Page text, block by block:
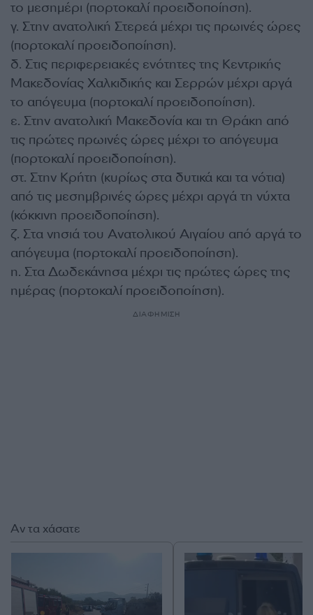
το μεσημέρι (πορτοκαλί προειδοποίηση).
γ. Στην ανατολική Στερεά μέχρι τις πρωινές ώρες
(πορτοκαλί προειδοποίηση).
δ. Στις περιφερειακές ενότητες της Κεντρικής
Μακεδονίας Χαλκιδικής και Σερρών μέχρι αργά
το απόγευμα (πορτοκαλί προειδοποίηση).
ε. Στην ανατολική Μακεδονία και τη Θράκη από
τις πρώτες πρωινές ώρες μέχρι το απόγευμα
(πορτοκαλί προειδοποίηση).
στ. Στην Κρήτη (κυρίως στα δυτικά και τα νότια)
από τις μεσημβρινές ώρες μέχρι αργά τη νύχτα
(κόκκινη προειδοποίηση).
ζ. Στα νησιά του Ανατολικού Αιγαίου από αργά το
απόγευμα (πορτοκαλί προειδοποίηση).
η. Στα Δωδεκάνησα μέχρι τις πρώτες ώρες της
ημέρας (πορτοκαλί προειδοποίηση).
ΔΙΑΦΗΜΙΣΗ
Αν τα χάσατε